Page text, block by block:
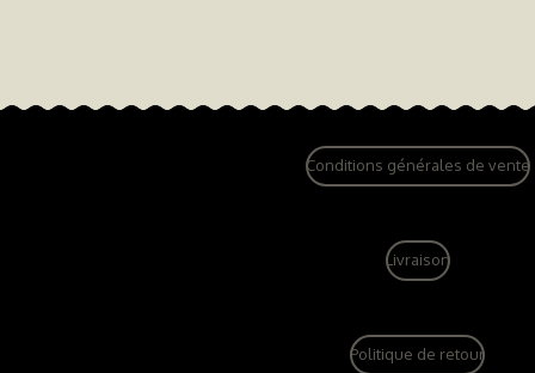
Conditions générales de vente
Livraison
Politique de retour